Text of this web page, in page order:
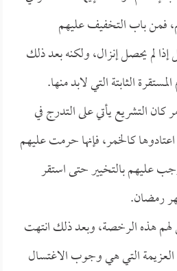
فمن باب التخفيف عليهم
لم يحصل إنزال، ولكنه بعد ذلك
الثابتة التي لابد منها.
كان التشريع يأتي على التدرج في
كالخمر، فإنها حرمت عليهم
عليهم بالتخيير حتى استقر
رمضان.
هذه الرخصة، وبعد ذلك انتهت
التي هي وجوب الاغتسال